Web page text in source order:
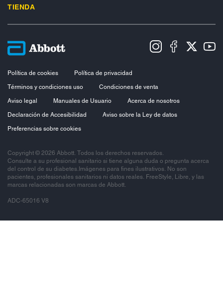
TIENDA
Política de cookies
Política de privacidad
Términos y condiciones uso
Condiciones de venta
Aviso legal
Manuales de Usuario
Acerca de nosotros
Declaración de Accesibilidad
Aviso sobre la Ley de datos
Preferencias sobre cookies
Copyright © 2026 Abbott. Todos los derechos reservados.
Consulte a su profesional sanitario si tiene alguna duda o pregunta acerca
del control de su diabetes.Imágenes para fines ilustrativos. No son
pacientes, profesionales sanitarios ni datos reales. FreeStyle, Libre, y las
marcas relacionadas son marcas de Abbott.
ADC-65016 V8